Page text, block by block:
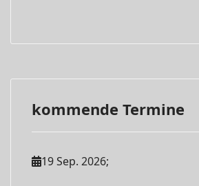
kommende Termine
19 Sep. 2026;